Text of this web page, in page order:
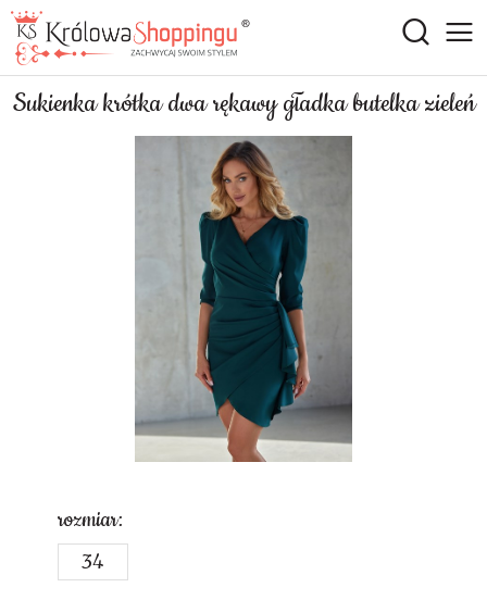
Sukienka krótka dwa rękawy gładka butelka zieleń
rozmiar:
34